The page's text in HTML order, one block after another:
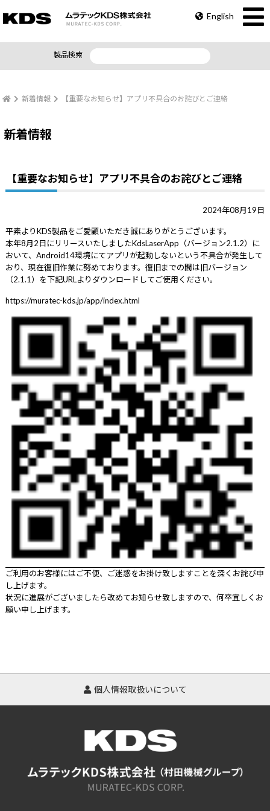
English
製品検索
新着情報 【重要なお知らせ】アプリ不具合のお詫びとご連絡
新着情報
【重要なお知らせ】アプリ不具合のお詫びとご連絡
2024年08月19日
平素よりKDS製品をご愛顧いただき誠にありがとうございます。
本年8月2日にリリースいたしましたKdsLaserApp（バージョン2.1.2）に
おいて、Android14環境にてアプリが起動しないという不具合が発生して
おり、現在復旧作業に努めております。復旧までの間は旧バージョン
（2.1.1）を下記URLよりダウンロードしてご使用ください。
https://muratec-kds.jp/app/index.html
ご利用のお客様にはご不便、ご迷惑をお掛け致しますことを深くお詫び申
し上げます。
状況に進展がございましたら改めてお知らせ致しますので、何卒宜しくお
願い申し上げます。
個人情報取扱いについて